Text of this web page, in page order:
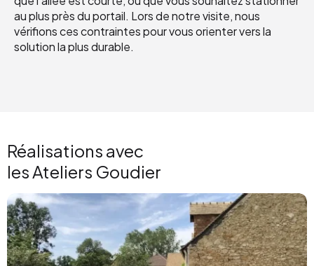
au plus près du portail. Lors de notre visite, nous
vérifions ces contraintes pour vous orienter vers la
solution la plus durable.
Réalisations avec
les Ateliers Goudier